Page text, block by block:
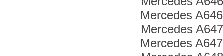
Mercedes
Mercedes
Mercedes